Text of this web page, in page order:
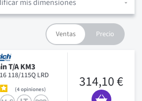
mis dimensiones
T/A KM3
118/115Q LRD
4opiniones 314,10 €